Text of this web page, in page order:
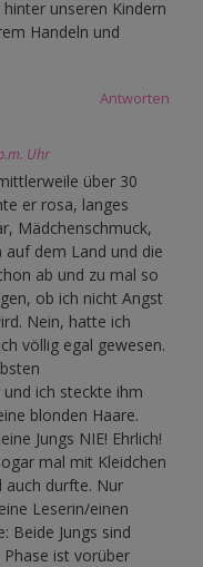
unseren Kindern
Handeln und
Antworten
Uhr
über 30
er rosa, langes
Mädchenschmuck,
auf dem Land und die
ab und zu mal so
ob ich nicht Angst
Nein, hatte ich
völlig egal gewesen.
ich steckte ihm
blonden Haare.
Jungs NIE! Ehrlich!
mal mit Kleidchen
auch durfte. Nur
Leserin/einen
Beide Jungs sind
ist vorüber